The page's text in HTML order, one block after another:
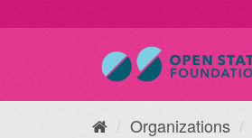
Organizations